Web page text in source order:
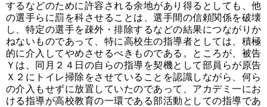
するなどのために許容される余地があり得るとしても、他
の選手らに罰を科させることは、選手間の信頼関係を破壊
し、特定の選手を疎外・排除するなどの結果につながりか
ねないものであって、特に高校生の指導者としては、積極
的に介入してやめさせるべきものである。ところが、被告
Ｙは、同月２４日の自らの指導を契機として部員らが原告
Ｘ２にトイレ掃除をさせていることを認識しながら、何ら
の介入もせずに放置していたのであって、アカデミ一にお
ける指導が高校教育の一環である部活動としての指導であ